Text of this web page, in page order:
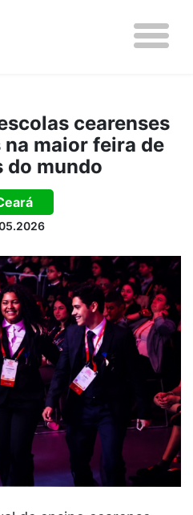
cearenses
maior feira de
do mundo